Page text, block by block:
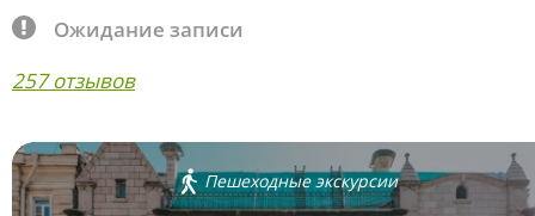
Ожидание записи
257 отзывов
Пешеходные экскурсии